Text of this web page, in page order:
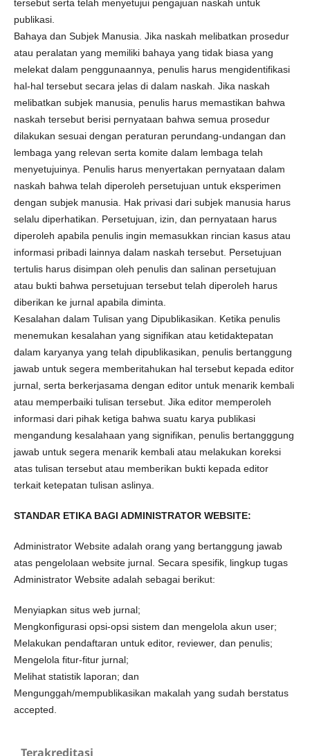
tersebut serta telah menyetujui pengajuan naskah untuk
publikasi.
Bahaya dan Subjek Manusia. Jika naskah melibatkan prosedur
atau peralatan yang memiliki bahaya yang tidak biasa yang
melekat dalam penggunaannya, penulis harus mengidentifikasi
hal-hal tersebut secara jelas di dalam naskah. Jika naskah
melibatkan subjek manusia, penulis harus memastikan bahwa
naskah tersebut berisi pernyataan bahwa semua prosedur
dilakukan sesuai dengan peraturan perundang-undangan dan
lembaga yang relevan serta komite dalam lembaga telah
menyetujuinya. Penulis harus menyertakan pernyataan dalam
naskah bahwa telah diperoleh persetujuan untuk eksperimen
dengan subjek manusia. Hak privasi dari subjek manusia harus
selalu diperhatikan. Persetujuan, izin, dan pernyataan harus
diperoleh apabila penulis ingin memasukkan rincian kasus atau
informasi pribadi lainnya dalam naskah tersebut. Persetujuan
tertulis harus disimpan oleh penulis dan salinan persetujuan
atau bukti bahwa persetujuan tersebut telah diperoleh harus
diberikan ke jurnal apabila diminta.
Kesalahan dalam Tulisan yang Dipublikasikan. Ketika penulis
menemukan kesalahan yang signifikan atau ketidaktepatan
dalam karyanya yang telah dipublikasikan, penulis bertanggung
jawab untuk segera memberitahukan hal tersebut kepada editor
jurnal, serta berkerjasama dengan editor untuk menarik kembali
atau memperbaiki tulisan tersebut. Jika editor memperoleh
informasi dari pihak ketiga bahwa suatu karya publikasi
mengandung kesalahaan yang signifikan, penulis bertangggung
jawab untuk segera menarik kembali atau melakukan koreksi
atas tulisan tersebut atau memberikan bukti kepada editor
terkait ketepatan tulisan aslinya.
STANDAR ETIKA BAGI ADMINISTRATOR WEBSITE:
Administrator Website adalah orang yang bertanggung jawab
atas pengelolaan website jurnal. Secara spesifik, lingkup tugas
Administrator Website adalah sebagai berikut:
Menyiapkan situs web jurnal;
Mengkonfigurasi opsi-opsi sistem dan mengelola akun user;
Melakukan pendaftaran untuk editor, reviewer, dan penulis;
Mengelola fitur-fitur jurnal;
Melihat statistik laporan; dan
Mengunggah/mempublikasikan makalah yang sudah berstatus
accepted.
Terakreditasi